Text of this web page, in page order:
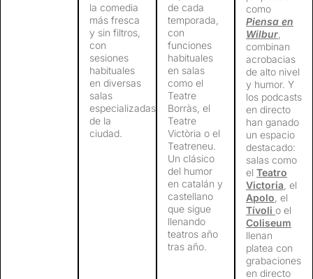
la comedia
más fresca
y sin filtros,
con
sesiones
habituales
en diversas
salas
especializadas
de la
ciudad.
de cada
temporada,
con
funciones
habituales
en salas
como el
Teatre
Borràs, el
Teatre
Victòria o el
Teatreneu.
Un clásico
del humor
en catalán y
castellano
que sigue
llenando
teatros año
tras año.
como
Piensa en
Wilbur
combinan
acrobacias
de alto nivel
y humor. Y
los podcasts
en directo
han ganado
un espacio
destacado:
salas como
el Teatro
Victoria , el
Apolo , el
Tívoli o el
Coliseum
llenan
platea con
grabaciones
en directo